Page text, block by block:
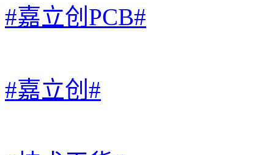
#嘉立创PCB#
#嘉立创#